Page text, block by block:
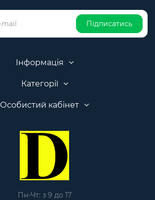
Підписатись
Інформація
Категорії
Особистий кабінет
Пн-Чт: з 9 до 17